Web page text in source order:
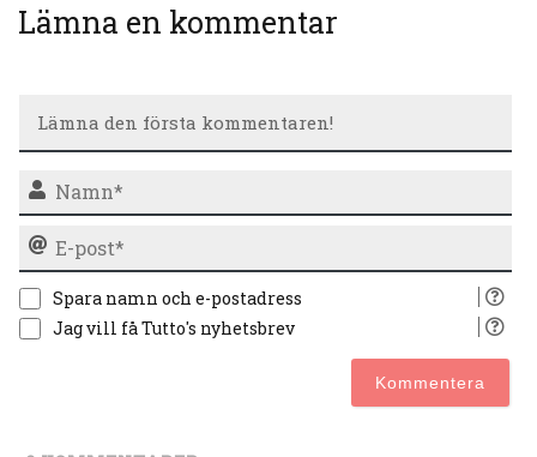
Lämna en kommentar
Spara namn och e-postadress
Jag vill få Tutto's nyhetsbrev